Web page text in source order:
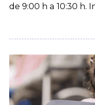
de 9:00 h a 10:30 h.